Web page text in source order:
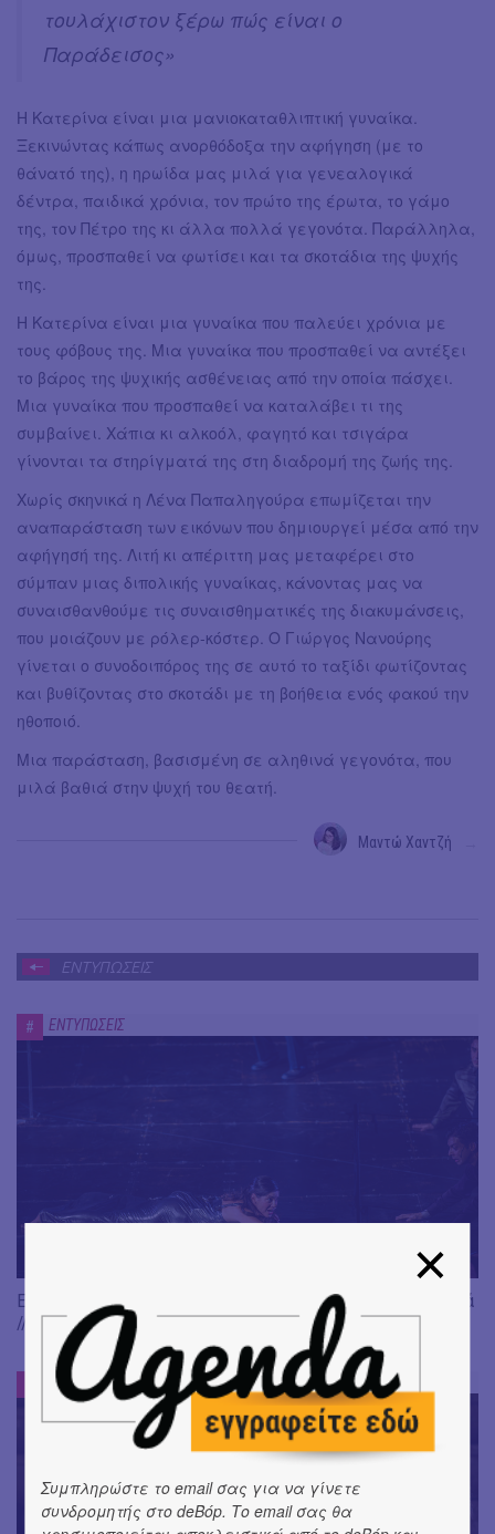
τουλάχιστον ξέρω πώς είναι ο
Παράδεισος»
Η Κατερίνα είναι μια μανιοκαταθλιπτική γυναίκα.
Ξεκινώντας κάπως ανορθόδοξα την αφήγηση (με το
θάνατό της), η ηρωίδα μας μιλά για γενεαλογικά
δέντρα, παιδικά χρόνια, τον πρώτο της έρωτα, το γάμο
της, τον Πέτρο της κι άλλα πολλά γεγονότα. Παράλληλα,
όμως, προσπαθεί να φωτίσει και τα σκοτάδια της ψυχής
της.
Η Κατερίνα είναι μια γυναίκα που παλεύει χρόνια με
τους φόβους της. Μια γυναίκα που προσπαθεί να αντέξει
το βάρος της ψυχικής ασθένειας από την οποία πάσχει.
Μια γυναίκα που προσπαθεί να καταλάβει τι της
συμβαίνει. Χάπια κι αλκοόλ, φαγητό και τσιγάρα
γίνονται τα στηρίγματά της στη διαδρομή της ζωής της.
Χωρίς σκηνικά η Λένα Παπαληγούρα επωμίζεται την
αναπαράσταση των εικόνων που δημιουργεί μέσα από την
αφήγησή της. Λιτή κι απέριττη μας μεταφέρει στο
σύμπαν μιας διπολικής γυναίκας, κάνοντας μας να
συναισθανθούμε τις συναισθηματικές της διακυμάνσεις,
που μοιάζουν με ρόλερ-κόστερ. Ο Γιώργος Νανούρης
γίνεται ο συνοδοιπόρος της σε αυτό το ταξίδι φωτίζοντας
και βυθίζοντας στο σκοτάδι με τη βοήθεια ενός φακού την
ηθοποιό.
Μια παράσταση, βασισμένη σε αληθινά γεγονότα, που
μιλά βαθιά στην ψυχή του θεατή.
Μαντώ Χαντζή
ΕΝΤΥΠΩΣΕΙΣ
# ΕΝΤΥΠΩΣΕΙΣ
Είδαμε: "Άλκηστις" του Ευριπίδη, σε σκηνοθεσία Δ. Καραντζά
// Ευφυής σύλληψη και χαμένη ευκαιρία
ΕΝΤΥΠΩΣΕΙΣ
Συμπληρώστε το email σας για να γίνετε
συνδρομητής στο deBόp. Το email σας θα